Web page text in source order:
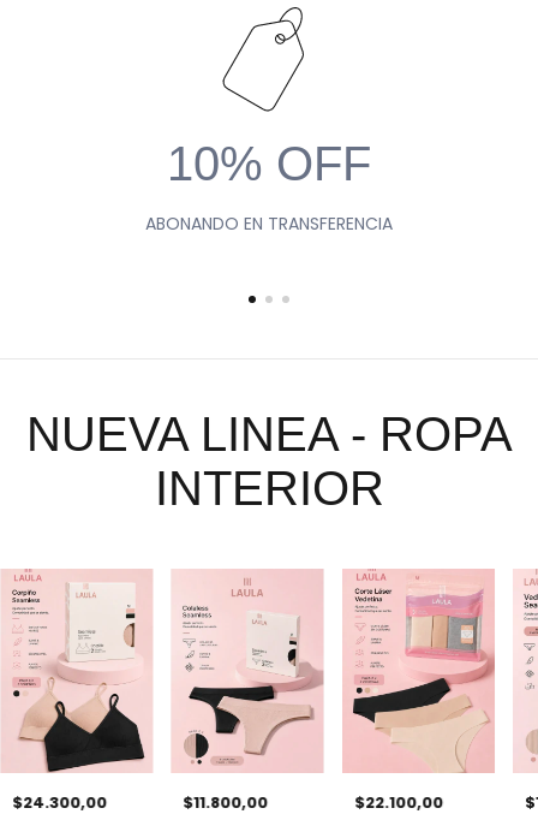
10% OFF
ABONANDO EN TRANSFERENCIA
NUEVA LINEA - ROPA
INTERIOR
$24.300,00 $11.800,00 $22.100,00